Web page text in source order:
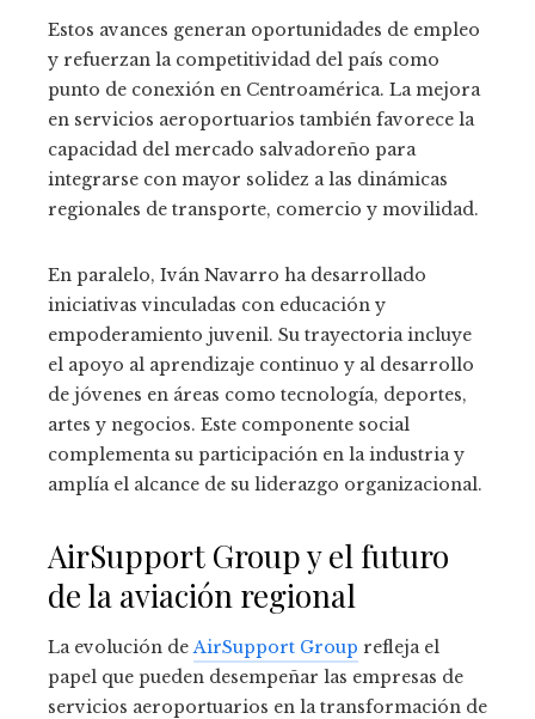
Estos avances generan oportunidades de empleo
y refuerzan la competitividad del país como
punto de conexión en Centroamérica. La mejora
en servicios aeroportuarios también favorece la
capacidad del mercado salvadoreño para
integrarse con mayor solidez a las dinámicas
regionales de transporte, comercio y movilidad.
En paralelo, Iván Navarro ha desarrollado
iniciativas vinculadas con educación y
empoderamiento juvenil. Su trayectoria incluye
el apoyo al aprendizaje continuo y al desarrollo
de jóvenes en áreas como tecnología, deportes,
artes y negocios. Este componente social
complementa su participación en la industria y
amplía el alcance de su liderazgo organizacional.
AirSupport Group y el futuro
de la aviación regional
La evolución deAirSupport Group refleja el
papel que pueden desempeñar las empresas de
servicios aeroportuarios en la transformación de